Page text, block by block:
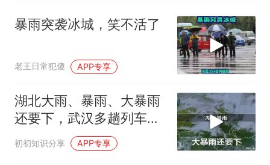
暴雨突袭冰城，笑不活了
老王日常犯傻 APP专享
湖北大雨、暴雨、大暴雨
还要下，武汉多趟列车紧
急停运、折返
初初知识分享 APP专享